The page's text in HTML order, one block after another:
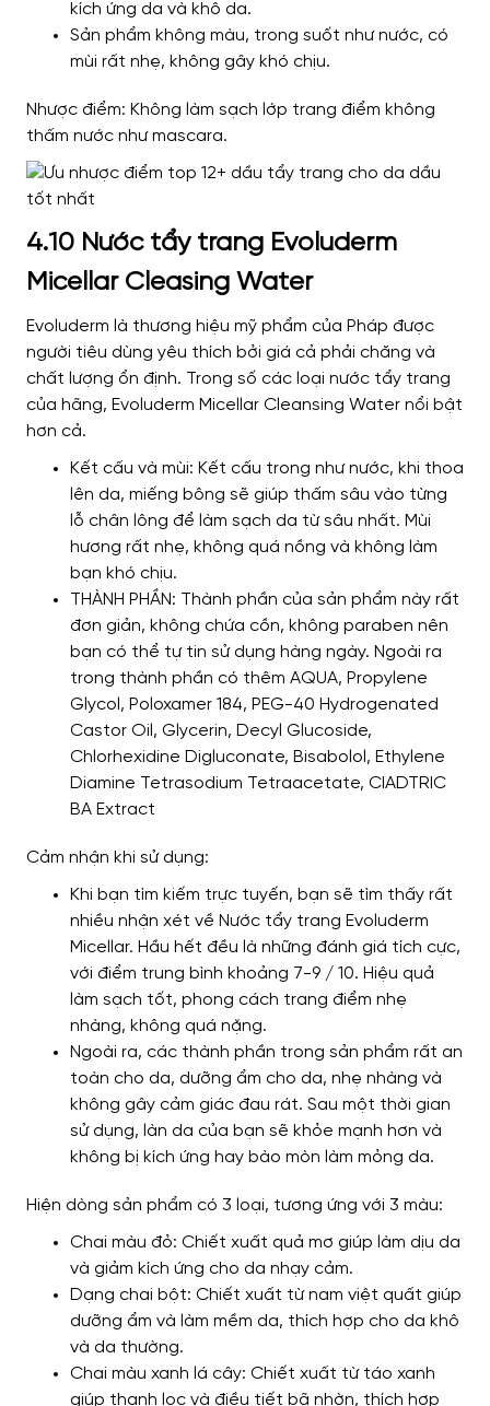
kích ứng da và khô da.
Sản phẩm không màu, trong suốt như nước, có
mùi rất nhẹ, không gây khó chịu.
Nhược điểm: Không làm sạch lớp trang điểm không
thấm nước như mascara.
4.10 Nước tẩy trang Evoluderm
Micellar Cleasing Water
Evoluderm là thương hiệu mỹ phẩm của Pháp được
người tiêu dùng yêu thích bởi giá cả phải chăng và
chất lượng ổn định. Trong số các loại nước tẩy trang
của hãng, Evoluderm Micellar Cleansing Water nổi bật
hơn cả.
Kết cấu và mùi: Kết cấu trong như nước, khi thoa
lên da, miếng bông sẽ giúp thấm sâu vào từng
lỗ chân lông để làm sạch da từ sâu nhất. Mùi
hương rất nhẹ, không quá nồng và không làm
bạn khó chịu.
THÀNH PHẦN: Thành phần của sản phẩm này rất
đơn giản, không chứa cồn, không paraben nên
bạn có thể tự tin sử dụng hàng ngày. Ngoài ra
trong thành phần có thêm AQUA, Propylene
Glycol, Poloxamer 184, PEG-40 Hydrogenated
Castor Oil, Glycerin, Decyl Glucoside,
Chlorhexidine Digluconate, Bisabolol, Ethylene
Diamine Tetrasodium Tetraacetate, CIADTRIC
BA Extract
Cảm nhận khi sử dụng:
Khi bạn tìm kiếm trực tuyến, bạn sẽ tìm thấy rất
nhiều nhận xét về Nước tẩy trang Evoluderm
Micellar. Hầu hết đều là những đánh giá tích cực,
với điểm trung bình khoảng 7-9 / 10. Hiệu quả
làm sạch tốt, phong cách trang điểm nhẹ
nhàng, không quá nặng.
Ngoài ra, các thành phần trong sản phẩm rất an
toàn cho da, dưỡng ẩm cho da, nhẹ nhàng và
không gây cảm giác đau rát. Sau một thời gian
sử dụng, làn da của bạn sẽ khỏe mạnh hơn và
không bị kích ứng hay bào mòn làm mỏng da.
Hiện dòng sản phẩm có 3 loại, tương ứng với 3 màu:
Chai màu đỏ: Chiết xuất quả mơ giúp làm dịu da
và giảm kích ứng cho da nhạy cảm.
Dạng chai bột: Chiết xuất từ ​​nam việt quất giúp
dưỡng ẩm và làm mềm da, thích hợp cho da khô
và da thường.
Chai màu xanh lá cây: Chiết xuất từ ​​táo xanh
giúp thanh lọc và điều tiết bã nhờn, thích hợp